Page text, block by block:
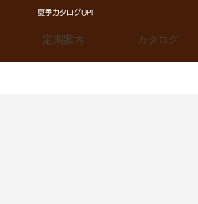
夏季カタログUP!
定期案内 カタログ